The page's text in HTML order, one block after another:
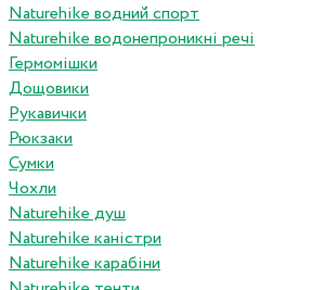
Naturehike водний спорт
Naturehike водонепроникні речі
Гермомішки
Дощовики
Рукавички
Рюкзаки
Сумки
Чохли
Naturehike душ
Naturehike каністри
Naturehike карабіни